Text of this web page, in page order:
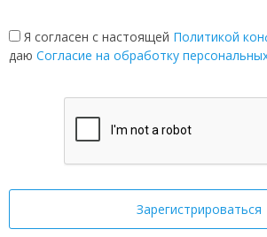
Я согласен с настоящей Политикой
даю Согласие на обработку